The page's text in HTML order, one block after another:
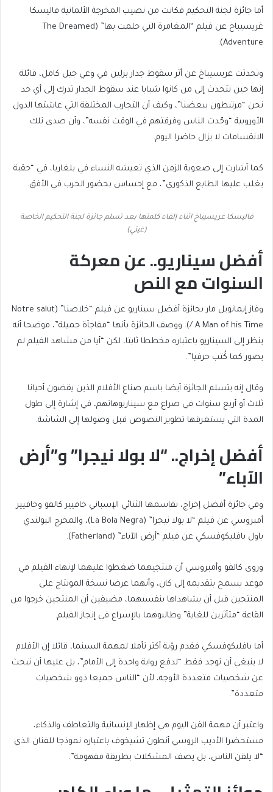
أما جائزة لجنة التحكيم فكانت من نصيب المخرجة الألمانية فاليسكا
غريسيباخ عن فيلم “المغامرة التي حلمت بها” (The Dreamed
Adventure).
وتحدثت غريسيباخ عن أثر سقوط جدار برلين في وعي جيل كامل، قائلة
إنها حين تتحدث إلى من كانوا شبابا عند سقوط الجدار تدرك إلى أي حد
نحن “مرتبطون ببعضنا”، وكيف أن التجارب المختلفة التي عاشتها الدول
الأوروبية “وحّدت الناس وفرقتهم في الوقت نفسه”، وأن صدى تلك
الانقسامات لا يزال حاضرا اليوم.
كما أشارت إلى صعوبة الزمن الذي تعيشه النساء في بلغاريا، في “حقبة
يغلب عليها الطابع الذكوري”، مع إحساس بحضور الحرب في الأفق.
فاليسكا غريسيباخ اثناء إلقاء كلمتها بعد تسلم جائزة لجنة التحكيم الخاصة
(غيتي)
أفضل سيناريو.. عن معركة
السنوات مع النص
وفاز إيمانويل مار بجائزة أفضل سيناريو عن فيلم “خلاصنا” (Notre salut
/ A Man of his Time). ووصف الجائزة بأنها “مفاجأة جميلة”، موضحا أنه
ينظر إلى السيناريو باعتباره مخططا ثابتا، لكن “أيا من مشاهد الفيلم لم
يصور كما كُتب حرفيا”.
وقال إنه يتسلم الجائزة أيضا باسم صناع الأفلام الذين يقضون أحيانا
ثلاث أو أربع سنوات في صراع مع سيناريوهاتهم، في إشارة إلى طول
المدة التي يستغرقها تطوير النصوص قبل وصولها إلى الشاشة.
أفضل إخراج.. “لا بولا نيجرا” و”أرض
الآباء”
وفي جائزة أفضل إخراج، تقاسمها الثنائي الإسباني خافيير كالفو وخافيير
أمبروسي عن فيلم “لا بولا نيجرا” (La Bola Negra)، والمخرج البولندي
باول بافليكوفسكي عن فيلم “أرض الآباء” (Fatherland).
وروى كالفو وأمبروسي أن منتجيهما ضغطوا عليهما لإنهاء الفيلم في
موعد يسمح بتقديمه إلى كان، وأنهما عرضا نسخة المونتاج على
المنتجين قبل أن يشاهداها بنفسيهما، مضيفين أن المنتجين خرجوا من
القاعة “متأثرين للغاية” وطالبوهما بالإسراع في إنجاز الفيلم.
أما بافليكوفسكي فقدم رؤية أكثر تأملا لمهمة السينما، قائلا إن الأفلام
لا ينبغي أن توجد فقط “لدفع رواية واحدة إلى الأمام”، بل عليها أن تبحث
عن شخصيات متعددة الأوجه، لأن “الناس جميعا ذوو شخصيات
متعددة”.
واعتبر أن مهمة الفن اليوم هي إظهار الإنسانية والتعاطف والذكاء،
مستحضرا الأديب الروسي أنطون تشيخوف باعتباره نموذجا للفنان الذي
“لا يلقن الناس، بل يصف المشكلات بطريقة مفهومة”.